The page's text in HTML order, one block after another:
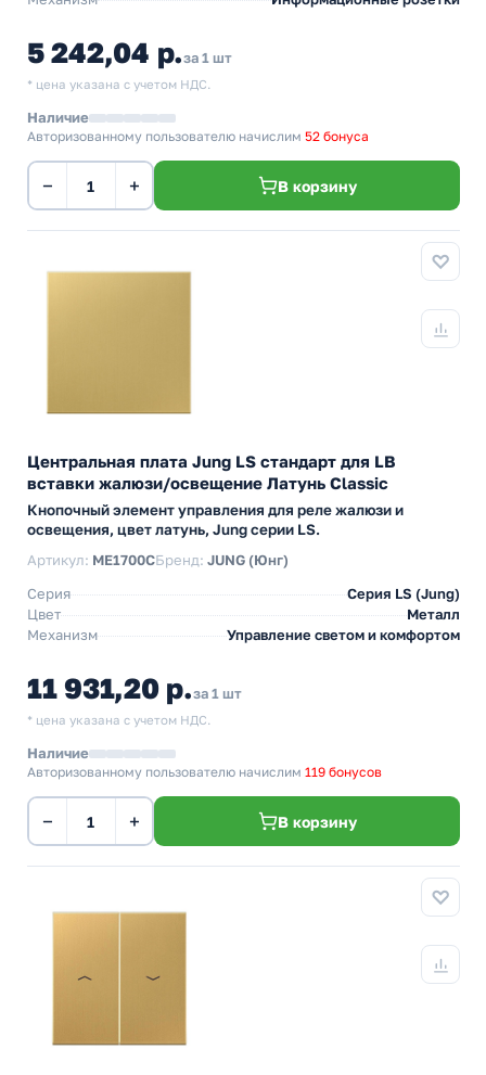
5 242,04 р.за 1 шт
* цена указана с учетом НДС.
Наличие
Авторизованному пользователю начислим 52 бонуса
− + В корзину
Центральная плата Jung LS стандарт для LB
вставки жалюзи/освещение Латунь Classic
Кнопочный элемент управления для реле жалюзи и
освещения, цвет латунь, Jung серии LS.
Артикул: ME1700CБренд: JUNG (Юнг)
Серия
Серия LS (Jung)
Цвет
Металл
Механизм
Управление светом и комфортом
11 931,20 р.за 1 шт
* цена указана с учетом НДС.
Наличие
Авторизованному пользователю начислим 119 бонусов
− + В корзину